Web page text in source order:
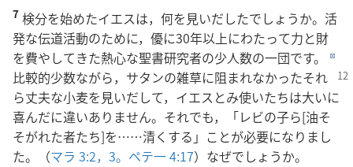
7 検分を始めたイエスは，何を見いだしたでしょうか。活
発な伝道活動のために，優に30年以上にわたって力と財
を費やしてきた熱心な聖書研究者の少人数の一団です。
d
比較的少数ながら，サタンの雑草に阻まれなかったそれ
ら丈夫な小麦を見いだして，イエスとみ使いたちは大いに
喜んだに違いありません。それでも，「レビの子ら[油そ
そがれた者たち]を……清くする」ことが必要になりまし
た。（マラ 3:2，3。 ペテ一 4:17）なぜでしょうか。